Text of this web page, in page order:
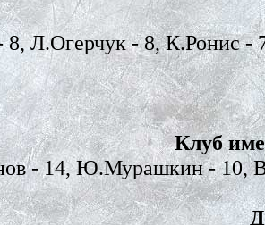
8, Л.Огерчук - 8, К.Ронис
Клуб
- 14, Ю.Мурашкин - 10,